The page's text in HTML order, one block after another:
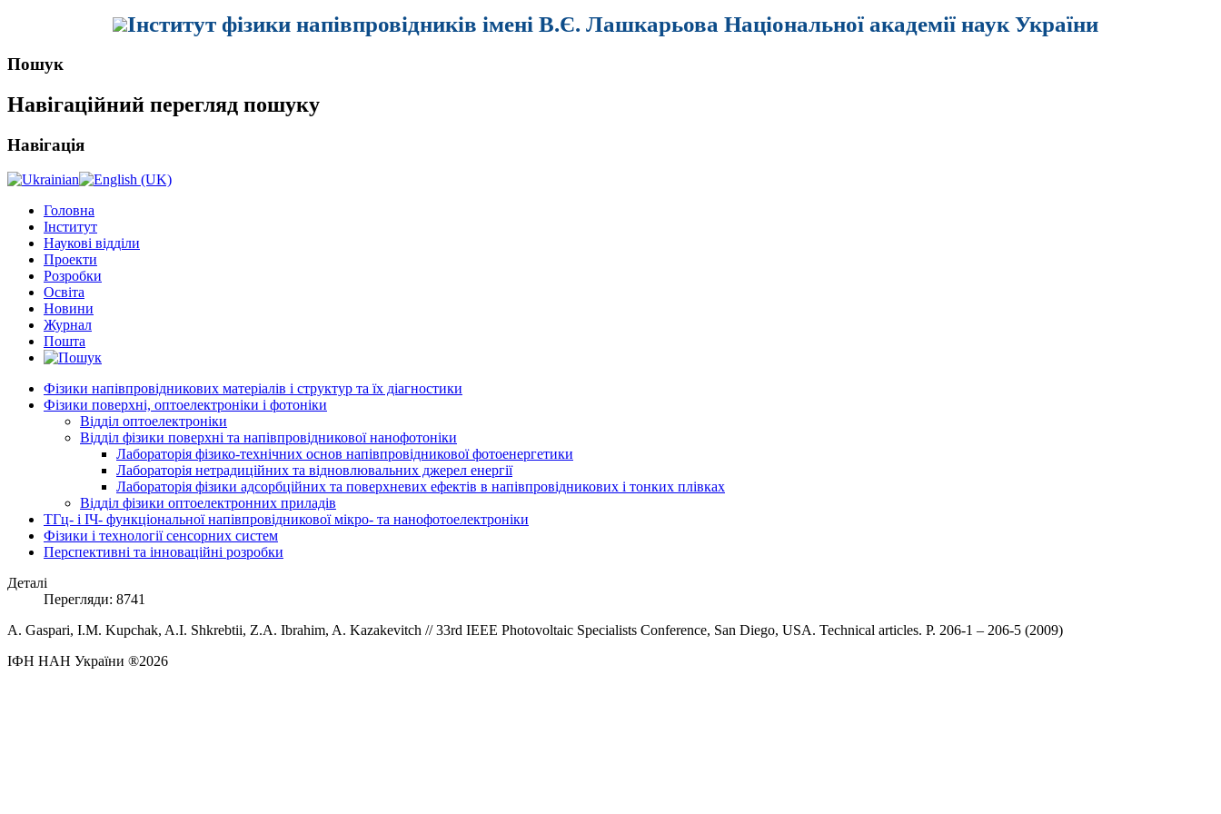
Інститут фізики напівпровідників імені В.Є. Лашкарьова Національної академії наук України
Пошук
Навігаційний перегляд пошуку
Навігація
Головна
Інститут
Наукові відділи
Проекти
Розробки
Освіта
Новини
Журнал
Пошта
Фізики напівпровідникових матеріалів і структур та їх діагностики
Фізики поверхні, оптоелектроніки і фотоніки
Відділ оптоелектроніки
Відділ фізики поверхні та напівпровідникової нанофотоніки
Лабораторія фізико-технічних основ напівпровідникової фотоенергетики
Лабораторія нетрадиційних та відновлювальних джерел енергії
Лабораторія фізики адсорбційних та поверхневих ефектів в напівпровідникових і тонких плівках
Відділ фізики оптоелектронних приладів
ТГц- і ІЧ- функціональної напівпровідникової мікро- та нанофотоелектроніки
Фізики і технології сенсорних систем
Перспективні та інноваційні розробки
Деталі
Перегляди: 8741
A. Gaspari, I.M. Kupchak, A.I. Shkrebtii, Z.A. Ibrahim, A. Kazakevitch // 33rd IEEE Photovoltaic Specialists Conference, San Diego, USA. Technical articles. P. 206-1 – 206-5 (2009)
ІФН НАН України ®2026